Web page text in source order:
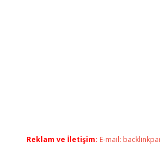
Reklam ve İletişim: E-mail: